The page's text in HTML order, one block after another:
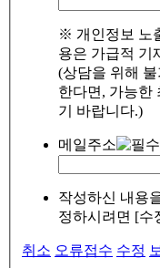
※ 개인정보 노
용은 가급적 기
(상담을 위해
한다면, 가능한
기 바랍니다.)
메일주소
작성하신 내용
정하시려면 [수
취소 오류접수 수정